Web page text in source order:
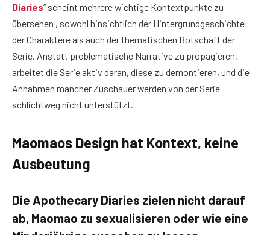
Diaries“ scheint mehrere wichtige Kontextpunkte zu
übersehen , sowohl hinsichtlich der Hintergrundgeschichte
der Charaktere als auch der thematischen Botschaft der
Serie. Anstatt problematische Narrative zu propagieren,
arbeitet die Serie aktiv daran, diese zu demontieren, und die
Annahmen mancher Zuschauer werden von der Serie
schlichtweg nicht unterstützt.
Maomaos Design hat Kontext, keine
Ausbeutung
Die Apothecary Diaries zielen nicht darauf
ab, Maomao zu sexualisieren oder wie eine